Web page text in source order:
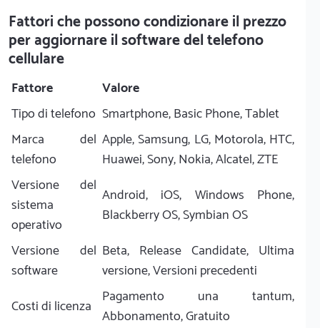
Fattori che possono condizionare il prezzo
per aggiornare il software del telefono
cellulare
Fattore
Valore
Tipo di telefono Smartphone, Basic Phone, Tablet
Marca del
telefono
Apple, Samsung, LG, Motorola, HTC,
Huawei, Sony, Nokia, Alcatel, ZTE
Versione del
sistema
operativo
Android, iOS, Windows Phone,
Blackberry OS, Symbian OS
Versione del
software
Beta, Release Candidate, Ultima
versione, Versioni precedenti
Costi di licenza Pagamento una tantum,
Abbonamento, Gratuito